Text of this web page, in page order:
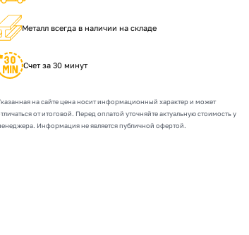
Металл всегда в наличии на складе
Счет за 30 минут
на сайте цена носит информационный характер и может
от итоговой. Перед оплатой уточняйте актуальную стоимость у
Информация не является публичной офертой.